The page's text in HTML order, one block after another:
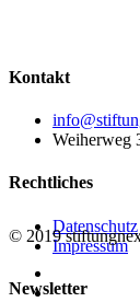
Kontakt
Weiherweg
Rechtliches
Datenschutz
Impressum
Newsletter
© 2019
linkedin